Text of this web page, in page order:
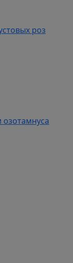
роз
озотамнуса